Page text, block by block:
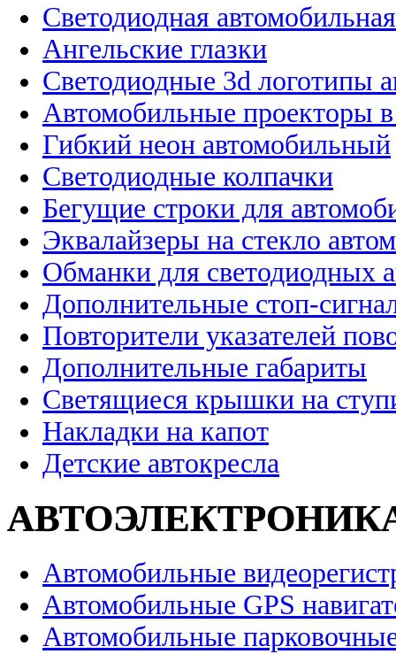
Светодиодная
Ангельские глазки
Светодиодные 3d логотипы
Автомобильные проекторы
Гибкий неон автомобильный
Светодиодные колпачки
Бегущие строки для
Эквалайзеры на стекло
Обманки для светодиодных
Дополнительные стоп-
Повторители указателей
Дополнительные габариты
Светящиеся крышки на
Накладки на капот
Детские автокресла
Автомобильные
Автомобильные GPS
Автомобильные